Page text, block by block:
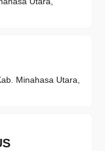
Minahasa Utara,